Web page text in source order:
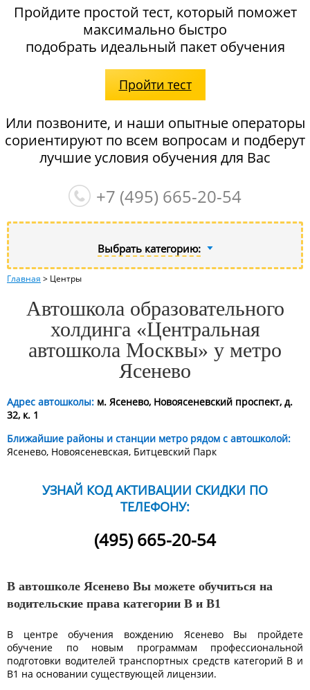
Пройдите простой тест, который поможет
максимально быстро
подобрать идеальный пакет обучения
Пройти тест
Или позвоните, и наши опытные операторы
сориентируют по всем вопросам и подберут
лучшие условия обучения для Вас
+7 (495) 665-20-54
Выбрать категорию:
Главная > Центры
Автошкола образовательного
холдинга «Центральная
автошкола Москвы» у метро
Ясенево
Адрес автошколы: м. Ясенево, Новоясеневский проспект, д.
32, к. 1
Ближайшие районы и станции метро рядом с автошколой:
Ясенево, Новоясеневская, Битцевский Парк
УЗНАЙ КОД АКТИВАЦИИ СКИДКИ ПО
ТЕЛЕФОНУ:
(495) 665-20-54
В автошколе Ясенево Вы можете обучиться на
водительские права категории B и B1
В центре обучения вождению Ясенево Вы пройдете
обучение по новым программам профессиональной
подготовки водителей транспортных средств категорий B и
B1 на основании существующей лицензии.